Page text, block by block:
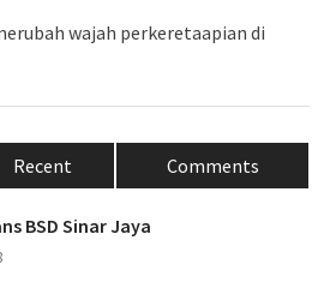
wajah perkeretaapian di
Recent Comments
BSD Sinar Jaya